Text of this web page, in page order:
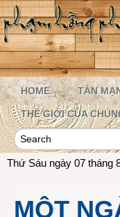
HOME TẢN
THẾ GIỚI CỦA
Thứ Sáu ngày 07 tháng
MỘT